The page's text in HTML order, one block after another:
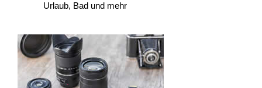
Urlaub, Bad und mehr